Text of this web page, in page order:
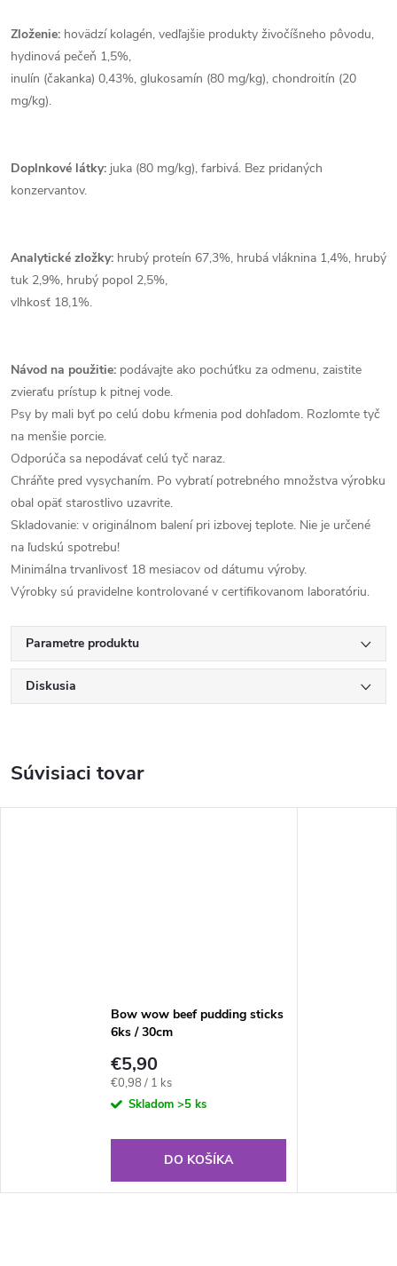
Zloženie: hovädzí kolagén, vedľajšie produkty živočíšneho pôvodu,
hydinová pečeň 1,5%,
inulín (čakanka) 0,43%, glukosamín (80 mg/kg), chondroitín (20
mg/kg).
Doplnkové látky: juka (80 mg/kg), farbivá. Bez pridaných
konzervantov.
Analytické zložky: hrubý proteín 67,3%, hrubá vláknina 1,4%, hrubý
tuk 2,9%, hrubý popol 2,5%,
vlhkosť 18,1%.
Návod na použitie: podávajte ako pochúťku za odmenu, zaistite
zvieraťu prístup k pitnej vode.
Psy by mali byť po celú dobu kŕmenia pod dohľadom. Rozlomte tyč
na menšie porcie.
Odporúča sa nepodávať celú tyč naraz.
Chráňte pred vysychaním. Po vybratí potrebného množstva výrobku
obal opäť starostlivo uzavrite.
Skladovanie: v originálnom balení pri izbovej teplote. Nie je určené
na ľudskú spotrebu!
Minimálna trvanlivosť 18 mesiacov od dátumu výroby.
Výrobky sú pravidelne kontrolované v certifikovanom laboratóriu.
Parametre produktu
Diskusia
Súvisiaci tovar
Bow wow beef pudding sticks
6ks / 30cm
€5,90
Jednotková
cena:
€0,98 / 1 ks
Skladom >5 ks
DO KOŠÍKA